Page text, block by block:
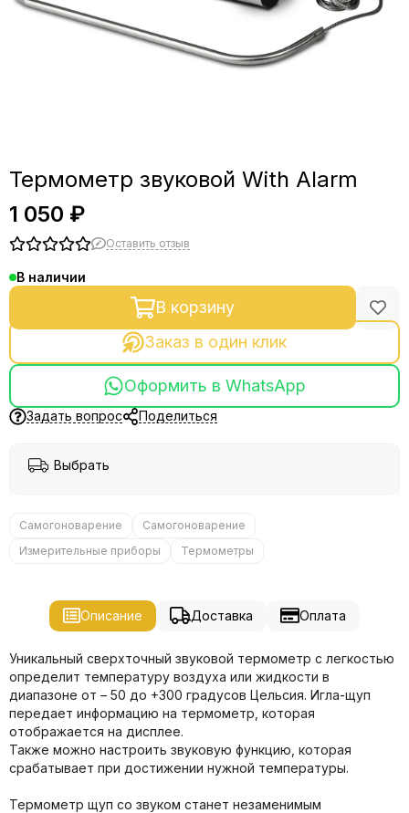
Термометр звуковой With Alarm
1 050 ₽
Оставить отзыв
В наличии
В корзину
Заказ в один клик
Оформить в WhatsApp
Задать вопрос Поделиться
Выбрать
Самогоноварение
Самогоноварение
Измерительные приборы
Термометры
Описание Доставка Оплата
Уникальный сверхточный звуковой термометр с легкостью
определит температуру воздуха или жидкости в
диапазоне от – 50 до +300 градусов Цельсия. Игла-щуп
передает информацию на термометр, которая
отображается на дисплее.
Также можно настроить звуковую функцию, которая
срабатывает при достижении нужной температуры.
Термометр щуп со звуком станет незаменимым